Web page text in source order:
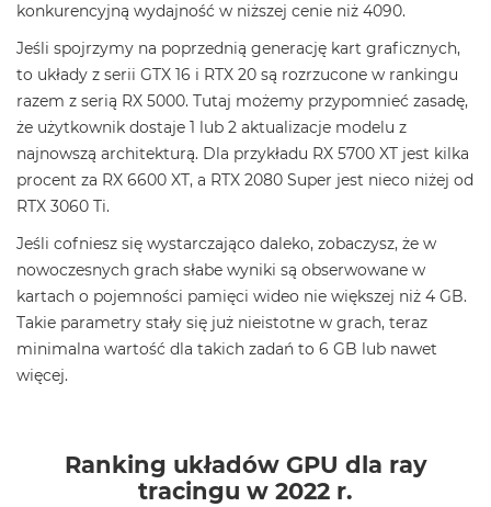
konkurencyjną wydajność w niższej cenie niż 4090.
Jeśli spojrzymy na poprzednią generację kart graficznych,
to układy z serii GTX 16 i RTX 20 są rozrzucone w rankingu
razem z serią RX 5000. Tutaj możemy przypomnieć zasadę,
że użytkownik dostaje 1 lub 2 aktualizacje modelu z
najnowszą architekturą. Dla przykładu RX 5700 XT jest kilka
procent za RX 6600 XT, a RTX 2080 Super jest nieco niżej od
RTX 3060 Ti.
Jeśli cofniesz się wystarczająco daleko, zobaczysz, że w
nowoczesnych grach słabe wyniki są obserwowane w
kartach o pojemności pamięci wideo nie większej niż 4 GB.
Takie parametry stały się już nieistotne w grach, teraz
minimalna wartość dla takich zadań to 6 GB lub nawet
więcej.
Ranking układów GPU dla ray
tracingu w 2022 r.